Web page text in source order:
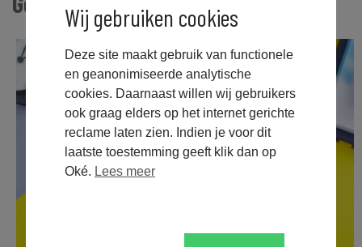
Wij gebruiken cookies
Deze site maakt gebruik van functionele
en geanonimiseerde analytische
cookies. Daarnaast willen wij gebruikers
ook graag elders op het internet gerichte
reclame laten zien. Indien je voor dit
laatste toestemming geeft klik dan op
Oké. Lees meer